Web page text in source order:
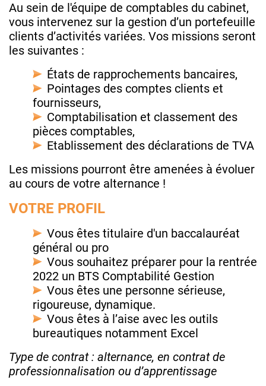
Au sein de l'équipe de comptables du cabinet,
vous intervenez sur la gestion d’un portefeuille
clients d’activités variées. Vos missions seront
les suivantes :
États de rapprochements bancaires,
Pointages des comptes clients et
fournisseurs,
Comptabilisation et classement des
pièces comptables,
Etablissement des déclarations de TVA
Les missions pourront être amenées à évoluer
au cours de votre alternance !
VOTRE PROFIL
Vous êtes titulaire d'un baccalauréat
général ou pro
Vous souhaitez préparer pour la rentrée
2022 un BTS Comptabilité Gestion
Vous êtes une personne sérieuse,
rigoureuse, dynamique.
Vous êtes à l’aise avec les outils
bureautiques notamment Excel
Type de contrat : alternance, en contrat de
professionnalisation ou d’apprentissage